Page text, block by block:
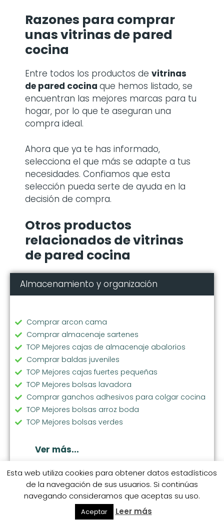
Razones para comprar
unasvitrinas de pared
cocina
Entre todos los productos de vitrinas
de pared cocina que hemos listado, se
encuentran las mejores marcas para tu
hogar, por lo que te aseguran una
compra ideal.
Ahora que ya te has informado,
selecciona el que más se adapte a tus
necesidades. Confiamos que esta
selección pueda serte de ayuda en la
decisión de compra.
Otros productos
relacionados de vitrinas
de pared cocina
Almacenamiento y organización
Comprar arcon cama
Comprar almacenaje sartenes
TOP Mejores cajas de almacenaje abalorios
Comprar baldas juveniles
TOP Mejores cajas fuertes pequeñas
TOP Mejores bolsas lavadora
Comprar ganchos adhesivos para colgar cocina
TOP Mejores bolsas arroz boda
TOP Mejores bolsas verdes
Comprar bolsas ecologicas compra
Comprar perchas pantalones
TOP Mejores tendederos de madera
TOP Mejores bolsas nilfisk select
TOP Mejores bolsas fruta reutilizables algodon
Ver más...
© 2026 coleccionhogarhome.com. S.M. Categorías S.M. 1
S.M. 3S.M. 4 S.M. 5S.M. 6
Esta web utiliza cookies para obtener datos estadísticos
de la navegación de sus usuarios. Si continúas
navegando consideramos que aceptas su uso.
Aceptar Leer más